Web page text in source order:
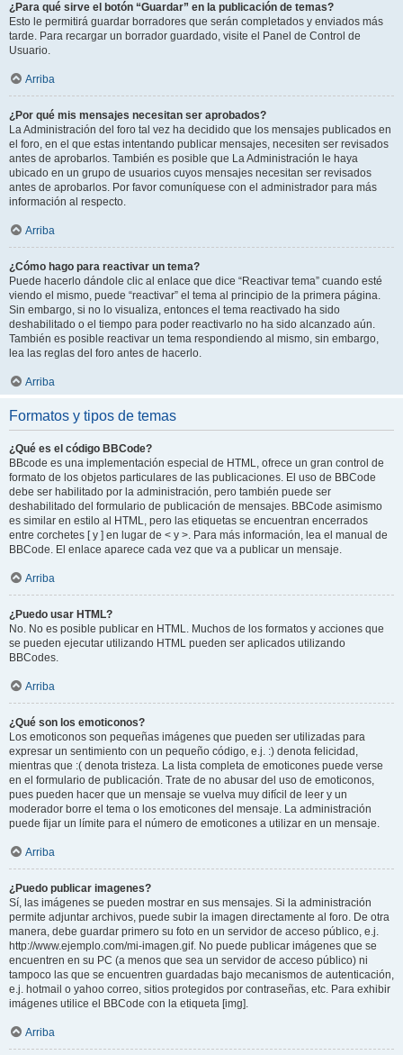
¿Para qué sirve el botón “Guardar” en la publicación de temas?
Esto le permitirá guardar borradores que serán completados y enviados más
tarde. Para recargar un borrador guardado, visite el Panel de Control de
Usuario.
Arriba
¿Por qué mis mensajes necesitan ser aprobados?
La Administración del foro tal vez ha decidido que los mensajes publicados en
el foro, en el que estas intentando publicar mensajes, necesiten ser revisados
antes de aprobarlos. También es posible que La Administración le haya
ubicado en un grupo de usuarios cuyos mensajes necesitan ser revisados
antes de aprobarlos. Por favor comuníquese con el administrador para más
información al respecto.
Arriba
¿Cómo hago para reactivar un tema?
Puede hacerlo dándole clic al enlace que dice “Reactivar tema” cuando esté
viendo el mismo, puede “reactivar” el tema al principio de la primera página.
Sin embargo, si no lo visualiza, entonces el tema reactivado ha sido
deshabilitado o el tiempo para poder reactivarlo no ha sido alcanzado aún.
También es posible reactivar un tema respondiendo al mismo, sin embargo,
lea las reglas del foro antes de hacerlo.
Arriba
Formatos y tipos de temas
¿Qué es el código BBCode?
BBcode es una implementación especial de HTML, ofrece un gran control de
formato de los objetos particulares de las publicaciones. El uso de BBCode
debe ser habilitado por la administración, pero también puede ser
deshabilitado del formulario de publicación de mensajes. BBCode asimismo
es similar en estilo al HTML, pero las etiquetas se encuentran encerrados
entre corchetes [ y ] en lugar de < y >. Para más información, lea el manual de
BBCode. El enlace aparece cada vez que va a publicar un mensaje.
Arriba
¿Puedo usar HTML?
No. No es posible publicar en HTML. Muchos de los formatos y acciones que
se pueden ejecutar utilizando HTML pueden ser aplicados utilizando
BBCodes.
Arriba
¿Qué son los emoticonos?
Los emoticonos son pequeñas imágenes que pueden ser utilizadas para
expresar un sentimiento con un pequeño código, e.j. :) denota felicidad,
mientras que :( denota tristeza. La lista completa de emoticones puede verse
en el formulario de publicación. Trate de no abusar del uso de emoticonos,
pues pueden hacer que un mensaje se vuelva muy difícil de leer y un
moderador borre el tema o los emoticones del mensaje. La administración
puede fijar un límite para el número de emoticones a utilizar en un mensaje.
Arriba
¿Puedo publicar imagenes?
Sí, las imágenes se pueden mostrar en sus mensajes. Si la administración
permite adjuntar archivos, puede subir la imagen directamente al foro. De otra
manera, debe guardar primero su foto en un servidor de acceso público, e.j.
http://www.ejemplo.com/mi-imagen.gif. No puede publicar imágenes que se
encuentren en su PC (a menos que sea un servidor de acceso público) ni
tampoco las que se encuentren guardadas bajo mecanismos de autenticación,
e.j. hotmail o yahoo correo, sitios protegidos por contraseñas, etc. Para exhibir
imágenes utilice el BBCode con la etiqueta [img].
Arriba